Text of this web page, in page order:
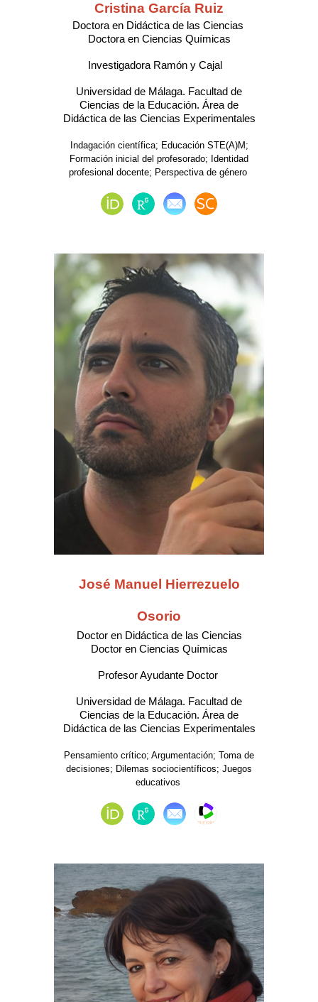
Cristina García Ruiz
Doctora en Didáctica de las Ciencias
Doctora en Ciencias Químicas
Investigadora Ramón y Cajal
Universidad de Málaga. Facultad de
Ciencias de la Educación. Área de
Didáctica de las Ciencias Experimentales
Indagación científica; Educación STE(A)M;
Formación inicial del profesorado; Identidad
profesional docente; Perspectiva de género
José Manuel Hierrezuelo
Osorio
Doctor en Didáctica de las Ciencias
Doctor en Ciencias Químicas
Profesor Ayudante Doctor
Universidad de Málaga. Facultad de
Ciencias de la Educación. Área de
Didáctica de las Ciencias Experimentales
Pensamiento crítico; Argumentación; Toma de
decisiones; Dilemas sociocientíficos; Juegos
educativos